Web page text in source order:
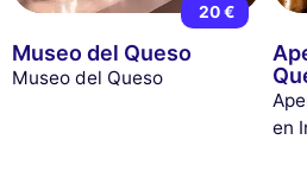
20 €
Museo del Queso
Museo del Queso
en